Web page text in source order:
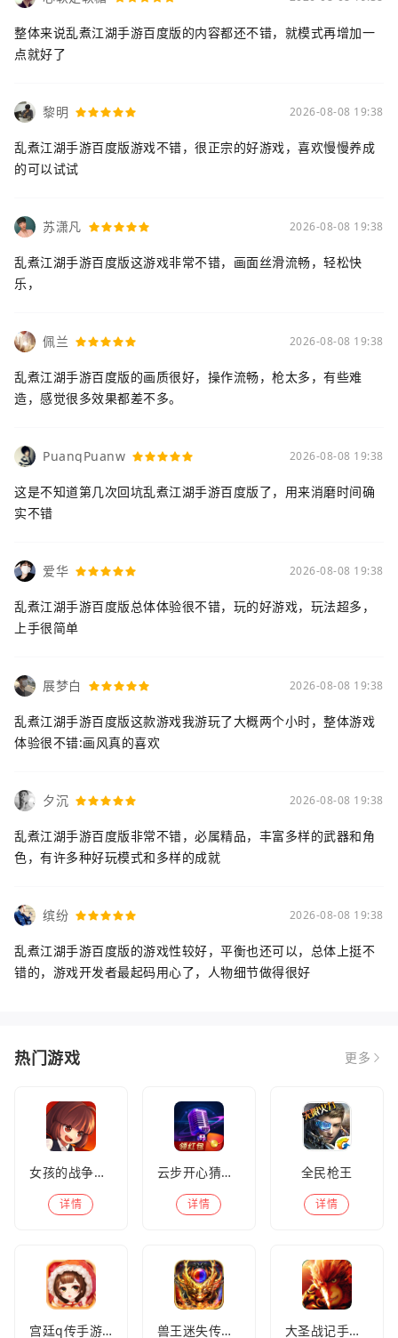
整体来说乱煮江湖手游百度版的内容都还不错，就模式再增加一
点就好了
黎明 2026-08-08 19:38
乱煮江湖手游百度版游戏不错，很正宗的好游戏，喜欢慢慢养成
的可以试试
苏潇凡 2026-08-08 19:38
乱煮江湖手游百度版这游戏非常不错，画面丝滑流畅，轻松快
乐，
佩兰 2026-08-08 19:38
乱煮江湖手游百度版的画质很好，操作流畅，枪太多，有些难
造，感觉很多效果都差不多。
PuangPuanw 2026-08-08 19:38
这是不知道第几次回坑乱煮江湖手游百度版了，用来消磨时间确
实不错
爱华 2026-08-08 19:38
乱煮江湖手游百度版总体体验很不错，玩的好游戏，玩法超多，
上手很简单
展梦白 2026-08-08 19:38
乱煮江湖手游百度版这款游戏我游玩了大概两个小时，整体游戏
体验很不错:画风真的喜欢
夕沉 2026-08-08 19:38
乱煮江湖手游百度版非常不错，必属精品，丰富多样的武器和角
色，有许多种好玩模式和多样的成就
缤纷 2026-08-08 19:38
乱煮江湖手游百度版的游戏性较好，平衡也还可以，总体上挺不
错的，游戏开发者最起码用心了，人物细节做得很好
热门游戏 更多
女孩的战争手机版(暂未上线)
详情
云步开心猜歌名
详情
全民枪王
详情
宫廷q传手游百度版 兽王迷失传奇高爆版 大圣战记手游官方版